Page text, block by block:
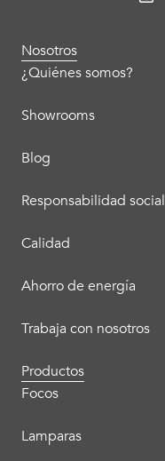
Nosotros
¿Quiénes somos?
Showrooms
Blog
Responsabilidad social
Calidad
Ahorro de energía
Trabaja con nosotros
Productos
Focos
Lamparas